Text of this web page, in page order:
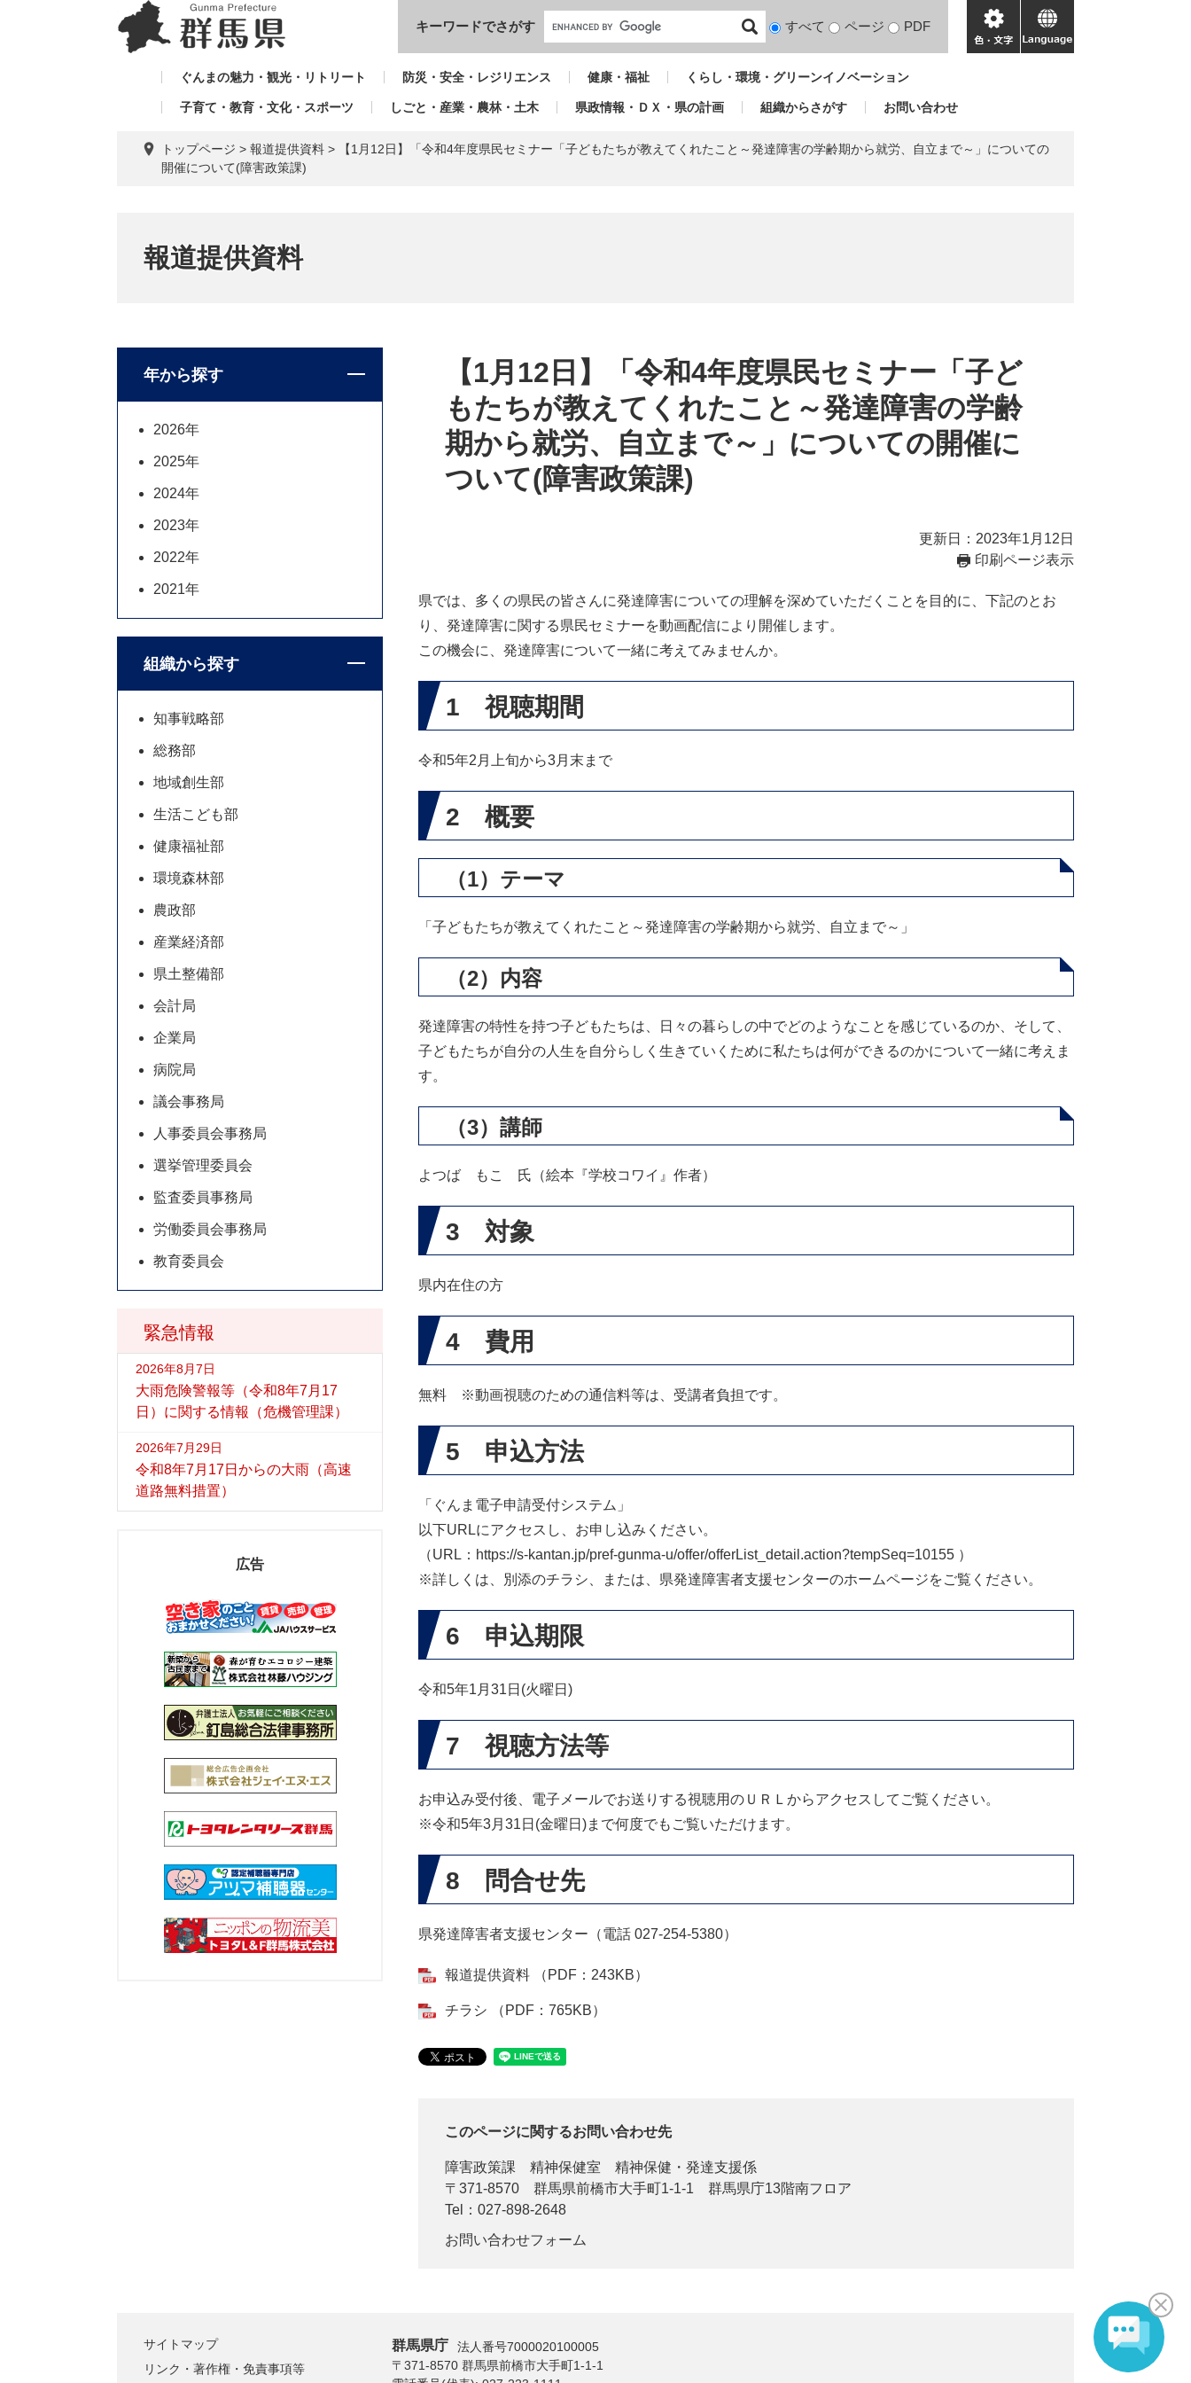
本文へ
キーワードでさがす
検
対
すべて ページ PDF
色・
文
language
ぐんまの魅力・観光・リトリート 防災・安全・レジリエンス 健康・福祉 くらし・環境・グリーンイノベーション
子育て・教育・文化・スポーツ しごと・産業・農林・土木 県政情報・ＤＸ・県の計画 組織からさがす お問い合わせ
トップページ > 報道提供資料 >
【1月12日】「令和4年度県民セミナー「子どもたちが教えてくれたこと～発達障害の学齢期から就労、自立まで～」についての
開催について(障害政策課)
報道提供資料
【1月12日】「令和4年度県民セミナー「子ど
もたちが教えてくれたこと～発達障害の学齢
期から就労、自立まで～」についての開催に
ついて(障害政策課)
更新日：2023年1月12日
印刷ページ表示
県では、多くの県民の皆さんに発達障害についての理解を深めていただくことを目的に、下記のとお
り、発達障害に関する県民セミナーを動画配信により開催します。
この機会に、発達障害について一緒に考えてみませんか。
1 視聴期間
令和5年2月上旬から3月末まで
2 概要
（1）テーマ
「子どもたちが教えてくれたこと～発達障害の学齢期から就労、自立まで～」
（2）内容
発達障害の特性を持つ子どもたちは、日々の暮らしの中でどのようなことを感じているのか、そして、
子どもたちが自分の人生を自分らしく生きていくために私たちは何ができるのかについて一緒に考えま
す。
（3）講師
よつば もこ 氏（絵本『学校コワイ』作者）
3 対象
県内在住の方
4 費用
無料 ※動画視聴のための通信料等は、受講者負担です。
5 申込方法
「ぐんま電子申請受付システム」
以下URLにアクセスし、お申し込みください。
（URL：https://s-kantan.jp/pref-gunma-u/offer/offerList_detail.action?tempSeq=10155 ）
※詳しくは、別添のチラシ、または、県発達障害者支援センターのホームページをご覧ください。
6 申込期限
令和5年1月31日(火曜日)
7 視聴方法等
お申込み受付後、電子メールでお送りする視聴用のＵＲＬからアクセスしてご覧ください。
※令和5年3月31日(金曜日)まで何度でもご覧いただけます。
8 問合せ先
県発達障害者支援センター（電話 027-254-5380）
報道提供資料 （PDF：243KB）
チラシ （PDF：765KB）
このページに関するお問い合わせ先
障害政策課
精神保健室 精神保健・発達支援係
〒371-8570
群馬県前橋市大手町1-1-1 群馬県庁13階南フロア
Tel：027-898-2648
お問い合わせフォーム
緊急情報
2026年8月7日
大雨危険警報等（令和8年7月17
日）に関する情報（危機管理課）
2026年7月29日
令和8年7月17日からの大雨（高速
道路無料措置）
年から探す
2026年
2025年
2024年
2023年
2022年
2021年
組織から探す
知事戦略部
総務部
地域創生部
生活こども部
健康福祉部
環境森林部
農政部
産業経済部
県土整備部
会計局
企業局
病院局
議会事務局
人事委員会事務局
選挙管理委員会
監査委員事務局
労働委員会事務局
教育委員会
広告
サイトマップ
リンク・著作権・免責事項等
群馬県庁
法人番号7000020100005
〒371-8570 群馬県前橋市大手町1-1-1